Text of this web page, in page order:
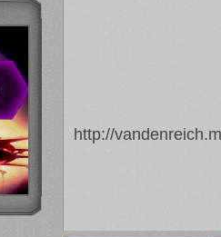
http://